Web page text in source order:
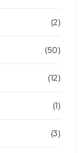
(2)
(50)
(12)
(1)
(3)